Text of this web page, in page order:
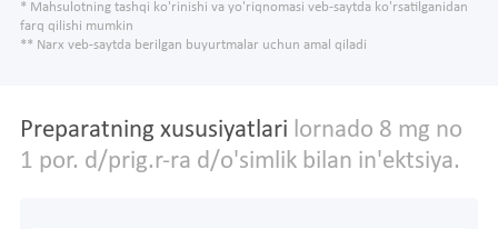
* Mahsulotning tashqi ko'rinishi va yo'riqnomasi veb-saytda ko'rsatilganidan
farq qilishi mumkin
** Narx veb-saytda berilgan buyurtmalar uchun amal qiladi
Preparatning xususiyatlari lornado 8 mg no
1 por. d/prig.r-ra d/o'simlik bilan in'ektsiya.